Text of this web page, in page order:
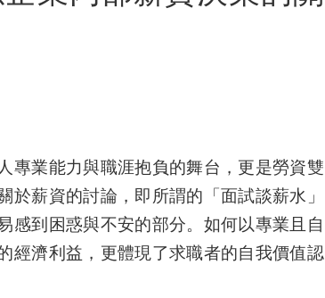
專業能力與職涯抱負的舞台，更是勞資雙
薪資的討論，即所謂的「面試談薪水」
感到困惑與不安的部分。如何以專業且自
經濟利益，更體現了求職者的自我價值認